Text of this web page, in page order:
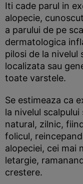
Iti cade parul in
alopecie,
a parului de pe
dermatologica
pilosi de la nivelul
localizata sau
toate varstele.
Se estimeaza ca
la nivelul
natural, zilnic,
folicul,
alopeciei, cei mai
letargie,
crestere.